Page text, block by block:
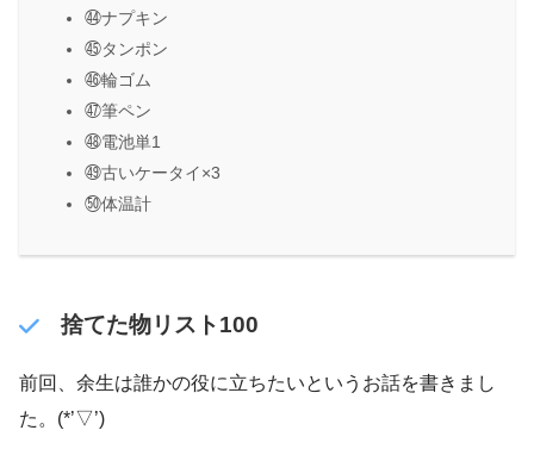
㊹ナプキン
㊺タンポン
㊻輪ゴム
㊼筆ペン
㊽電池単1
㊾古いケータイ×3
㊿体温計
捨てた物リスト100
前回、余生は誰かの役に立ちたいというお話を書きまし
た。(*’▽’)